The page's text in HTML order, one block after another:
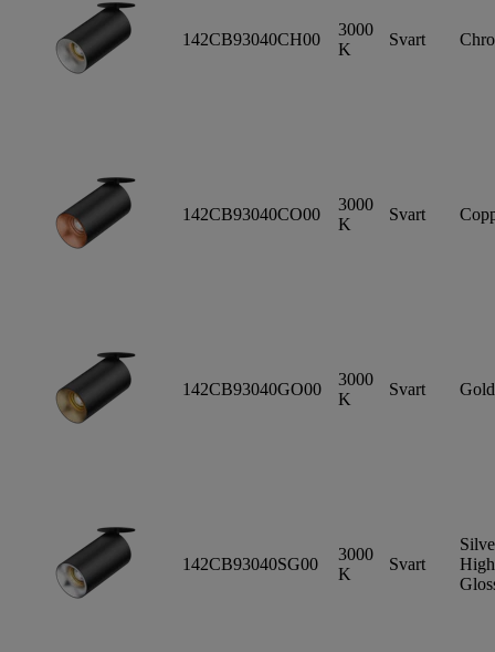
142CB93040CH00
3000
K
Svart
142CB93040CO00
3000
K
Svart
142CB93040GO00
3000
K
Svart Gold
142CB93040SG00
3000
K
Svart
High